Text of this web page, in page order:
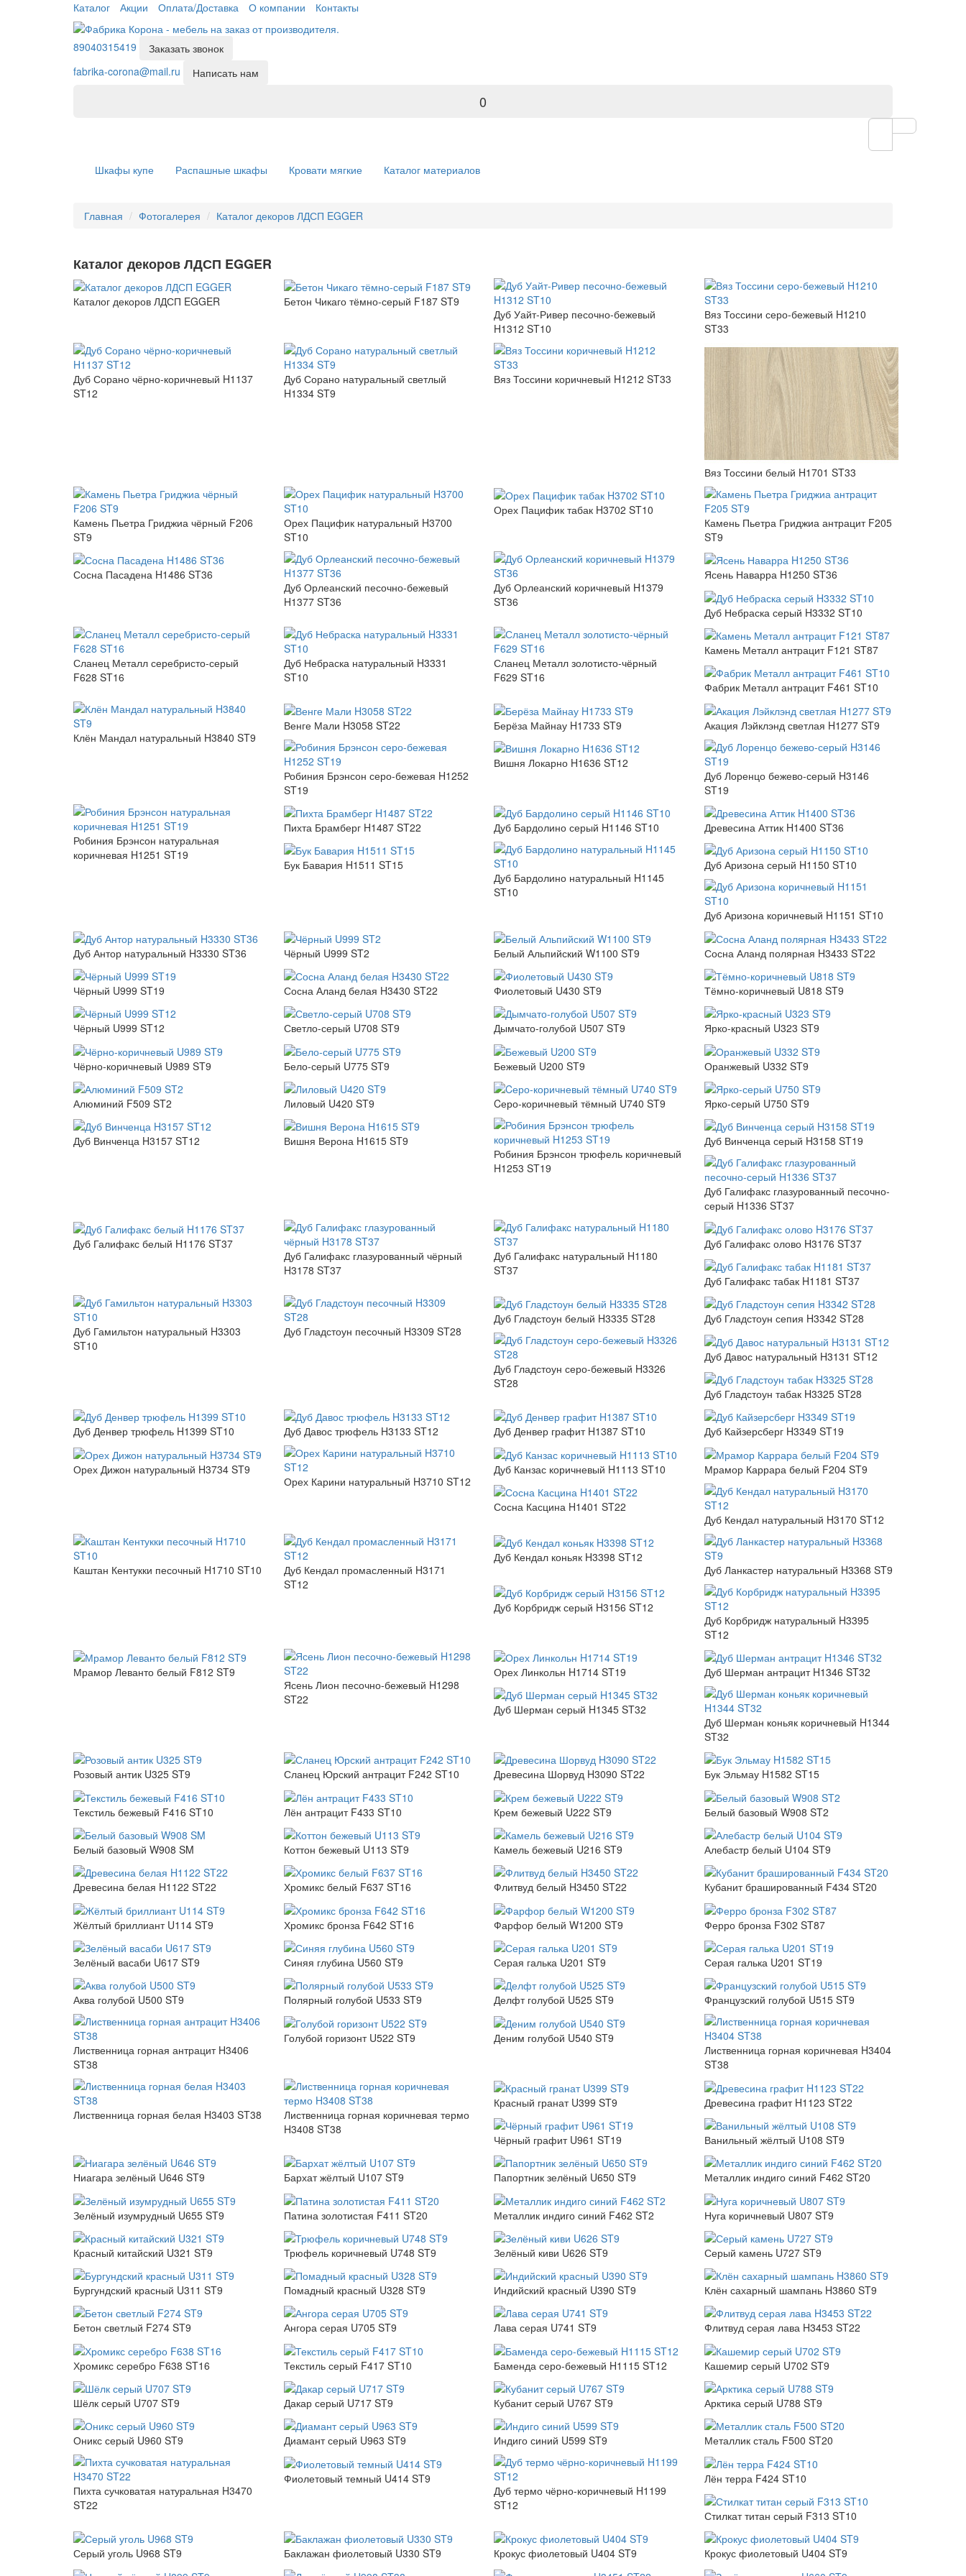
Каталог Акции Оплата/Доставка О компании Контакты
89040315419
Заказать звонок
fabrika-corona@mail.ru
Написать нам
0
Шкафы купе Распашные шкафы Кровати мягкие Каталог материалов
Главная Фотогалерея Каталог декоров ЛДСП EGGER
Каталог декоров ЛДСП EGGER
Каталог декоров ЛДСП EGGER
Бетон Чикаго тёмно-серый F187 ST9
Дуб Уайт-Ривер песочно-бежевый
H1312 ST10
Вяз Тоссини серо-бежевый H1210
ST33
Дуб Сорано чёрно-коричневый H1137
ST12
Дуб Сорано натуральный светлый
H1334 ST9
Вяз Тоссини коричневый H1212 ST33
Вяз Тоссини белый H1701 ST33
Камень Пьетра Гриджиа чёрный F206
ST9
Орех Пацифик натуральный H3700
ST10
Орех Пацифик табак H3702 ST10
Камень Пьетра Гриджиа антрацит F205
ST9
Сосна Пасадена H1486 ST36
Дуб Орлеанский песочно-бежевый
H1377 ST36
Дуб Орлеанский коричневый H1379
ST36
Ясень Наварра H1250 ST36
Дуб Небраска серый H3332 ST10
Сланец Металл серебристо-серый
F628 ST16
Дуб Небраска натуральный H3331
ST10
Сланец Металл золотисто-чёрный
F629 ST16
Камень Металл антрацит F121 ST87
Фабрик Металл антрацит F461 ST10
Клён Мандал натуральный H3840 ST9
Венге Мали H3058 ST22 Берёза Майнау H1733 ST9 Акация Лэйклэнд светлая H1277 ST9
Робиния Брэнсон серо-бежевая H1252
ST19
Вишня Локарно H1636 ST12
Дуб Лоренцо бежево-серый H3146
ST19
Робиния Брэнсон натуральная
коричневая H1251 ST19
Пихта Брамберг H1487 ST22 Дуб Бардолино серый H1146 ST10 Древесина Аттик H1400 ST36
Бук Бавария H1511 ST15
Дуб Бардолино натуральный H1145
ST10
Дуб Аризона серый H1150 ST10
Дуб Аризона коричневый H1151 ST10
Дуб Антор натуральный H3330 ST36 Чёрный U999 ST2 Белый Альпийский W1100 ST9 Сосна Аланд полярная H3433 ST22
Чёрный U999 ST19 Сосна Аланд белая H3430 ST22 Фиолетовый U430 ST9 Тёмно-коричневый U818 ST9
Чёрный U999 ST12 Светло-серый U708 ST9 Дымчато-голубой U507 ST9 Ярко-красный U323 ST9
Чёрно-коричневый U989 ST9 Бело-серый U775 ST9 Бежевый U200 ST9 Оранжевый U332 ST9
Алюминий F509 ST2 Лиловый U420 ST9 Cеро-коричневый тёмный U740 ST9 Ярко-серый U750 ST9
Дуб Винченца H3157 ST12
Вишня Верона H1615 ST9
Робиния Брэнсон трюфель коричневый
H1253 ST19
Дуб Винченца серый H3158 ST19
Дуб Галифакс глазурованный песочно-
серый H1336 ST37
Дуб Галифакс белый H1176 ST37
Дуб Галифакс глазурованный чёрный
H3178 ST37
Дуб Галифакс натуральный H1180
ST37
Дуб Галифакс олово H3176 ST37
Дуб Галифакс табак H1181 ST37
Дуб Гамильтон натуральный H3303
ST10
Дуб Гладстоун песочный H3309 ST28
Дуб Гладстоун белый H3335 ST28 Дуб Гладстоун сепия H3342 ST28
Дуб Гладстоун серо-бежевый H3326
ST28
Дуб Давос натуральный H3131 ST12
Дуб Гладстоун табак H3325 ST28
Дуб Денвер трюфель H1399 ST10 Дуб Давос трюфель H3133 ST12 Дуб Денвер графит H1387 ST10 Дуб Кайзерсберг H3349 ST19
Орех Дижон натуральный H3734 ST9
Орех Карини натуральный H3710 ST12
Дуб Канзас коричневый H1113 ST10 Мрамор Каррара белый F204 ST9
Сосна Касцина H1401 ST22
Дуб Кендал натуральный H3170 ST12
Каштан Кентукки песочный H1710 ST10
Дуб Кендал промасленный H3171
ST12
Дуб Кендал коньяк H3398 ST12
Дуб Ланкастер натуральный H3368 ST9
Дуб Корбридж серый H3156 ST12
Дуб Корбридж натуральный H3395
ST12
Мрамор Леванто белый F812 ST9
Ясень Лион песочно-бежевый H1298
ST22
Орех Линкольн H1714 ST19 Дуб Шерман антрацит H1346 ST32
Дуб Шерман серый H1345 ST32
Дуб Шерман коньяк коричневый H1344
ST32
Розовый антик U325 ST9 Сланец Юрский антрацит F242 ST10 Древесина Шорвуд H3090 ST22 Бук Эльмау H1582 ST15
Текстиль бежевый F416 ST10 Лён антрацит F433 ST10 Крем бежевый U222 ST9 Белый базовый W908 ST2
Белый базовый W908 SM Коттон бежевый U113 ST9 Камель бежевый U216 ST9 Алебастр белый U104 ST9
Древесина белая H1122 ST22 Хромикс белый F637 ST16 Флитвуд белый H3450 ST22 Кубанит брашированный F434 ST20
Жёлтый бриллиант U114 ST9 Хромикс бронза F642 ST16 Фарфор белый W1200 ST9 Ферро бронза F302 ST87
Зелёный васаби U617 ST9 Синяя глубина U560 ST9 Серая галька U201 ST9 Серая галька U201 ST19
Аква голубой U500 ST9 Полярный голубой U533 ST9 Делфт голубой U525 ST9 Французский голубой U515 ST9
Лиственница горная антрацит H3406
ST38
Голубой горизонт U522 ST9
Деним голубой U540 ST9
Лиственница горная коричневая H3404
ST38
Лиственница горная белая H3403 ST38
Лиственница горная коричневая термо
H3408 ST38
Красный гранат U399 ST9 Древесина графит H1123 ST22
Чёрный графит U961 ST19 Ванильный жёлтый U108 ST9
Ниагара зелёный U646 ST9 Бархат жёлтый U107 ST9 Папортник зелёный U650 ST9 Металлик индиго синий F462 ST20
Зелёный изумрудный U655 ST9 Патина золотистая F411 ST20 Металлик индиго синий F462 ST2 Нуга коричневый U807 ST9
Красный китайский U321 ST9 Трюфель коричневый U748 ST9 Зелёный киви U626 ST9 Серый камень U727 ST9
Бургундский красный U311 ST9 Помадный красный U328 ST9 Индийский красный U390 ST9 Клён сахарный шампань H3860 ST9
Бетон светлый F274 ST9 Ангора серая U705 ST9 Лава серая U741 ST9 Флитвуд серая лава H3453 ST22
Хромикс серебро F638 ST16 Текстиль серый F417 ST10 Баменда серо-бежевый H1115 ST12 Кашемир серый U702 ST9
Шёлк серый U707 ST9 Дакар серый U717 ST9 Кубанит серый U767 ST9 Арктика серый U788 ST9
Оникс серый U960 ST9 Диамант серый U963 ST9 Индиго синий U599 ST9 Металлик сталь F500 ST20
Пихта сучковатая натуральная H3470
ST22
Фиолетовый темный U414 ST9
Дуб термо чёрно-коричневый H1199
ST12
Лён терра F424 ST10
Стилкат титан серый F313 ST10
Серый уголь U968 ST9 Баклажан фиолетовый U330 ST9 Крокус фиолетовый U404 ST9 Крокус фиолетовый U404 ST9